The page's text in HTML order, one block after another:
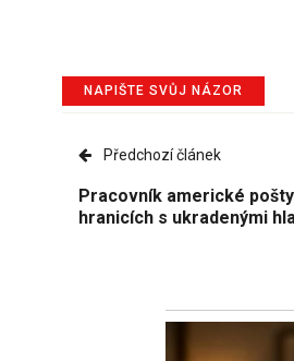
NAPIŠTE SVŮJ NÁZOR
Předchozí článek
Pracovník americké
hranicích s ukradenými